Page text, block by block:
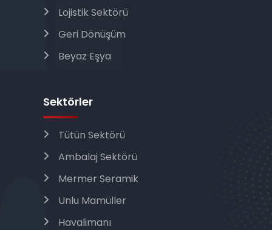
Lojistik Sektörü
Geri Dönüşüm
Beyaz Eşya
Sektörler
Tütün Sektörü
Ambalaj Sektörü
Mermer Seramik
Unlu Mamüller
Havalimanı